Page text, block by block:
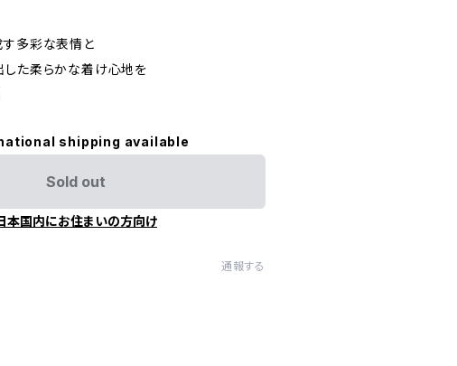
多彩な表情と
た柔らかな着け心地を
shipping available
Sold out
本国内にお住まいの方向け
通報する